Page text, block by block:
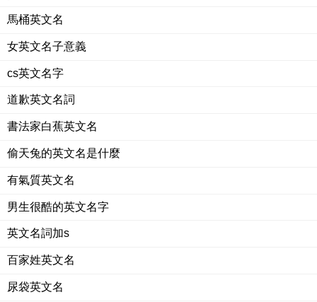
馬桶英文名
女英文名子意義
cs英文名字
道歉英文名詞
書法家白蕉英文名
偷天兔的英文名是什麼
有氣質英文名
男生很酷的英文名字
英文名詞加s
百家姓英文名
尿袋英文名